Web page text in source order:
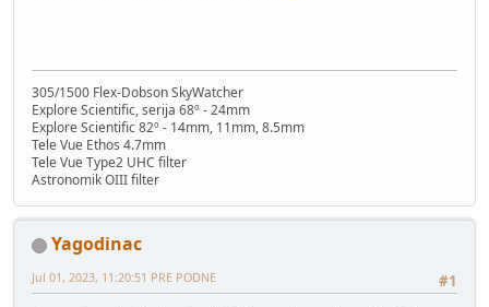
305/1500 Flex-Dobson SkyWatcher
Explore Scientific, serija 68º - 24mm
Explore Scientific 82º - 14mm, 11mm, 8.5mm
Tele Vue Ethos 4.7mm
Tele Vue Type2 UHC filter
Astronomik OIII filter
Yagodinac
#1
Jul 01, 2023, 11:20:51 PRE PODNE